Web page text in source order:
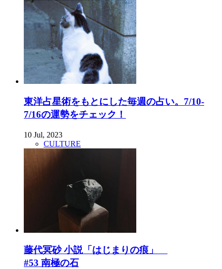
東洋占星術をもとにした毎週の占い。7/10-
7/16の運勢をチェック！
10 Jul, 2023
CULTURE
藤代冥砂 小説「はじまりの痕」
#53 南極の石